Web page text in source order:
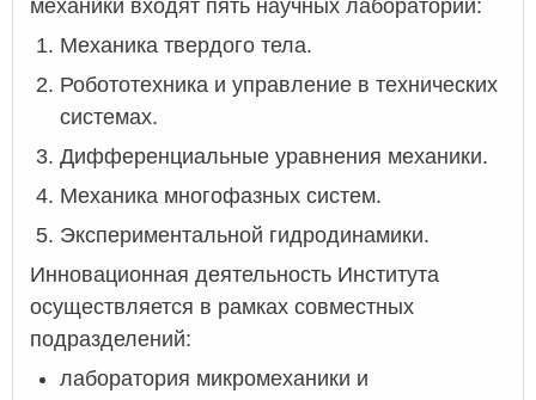
механики входят пять научных лабораторий:
Механика твердого тела.
Робототехника и управление в технических
системах.
Дифференциальные уравнения механики.
Механика многофазных систем.
Экспериментальной гидродинамики.
Инновационная деятельность Института
осуществляется в рамках совместных
подразделений:
лаборатория микромеханики и